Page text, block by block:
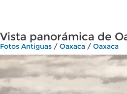
Vista panorámica de
Fotos Antiguas / Oaxaca / Oaxaca